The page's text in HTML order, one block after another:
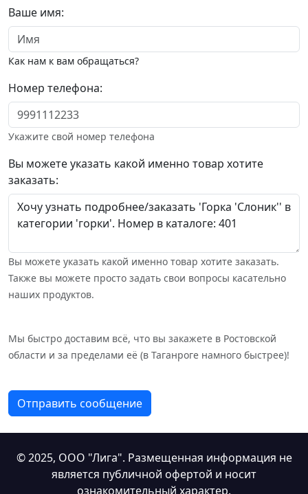
Ваше имя:
Как нам к вам обращаться?
Номер телефона:
Укажите свой номер телефона
Вы можете указать какой именно товар хотите
заказать:
Вы можете указать какой именно товар хотите заказать.
Также вы можете просто задать свои вопросы касательно
наших продуктов.
Мы быстро доставим всё, что вы закажете в Ростовской
области и за пределами её (в Таганроге намного быстрее)!
Отправить сообщение
© 2025, ООО "Лига". Размещенная информация не
является публичной офертой и носит
ознакомительный характер.